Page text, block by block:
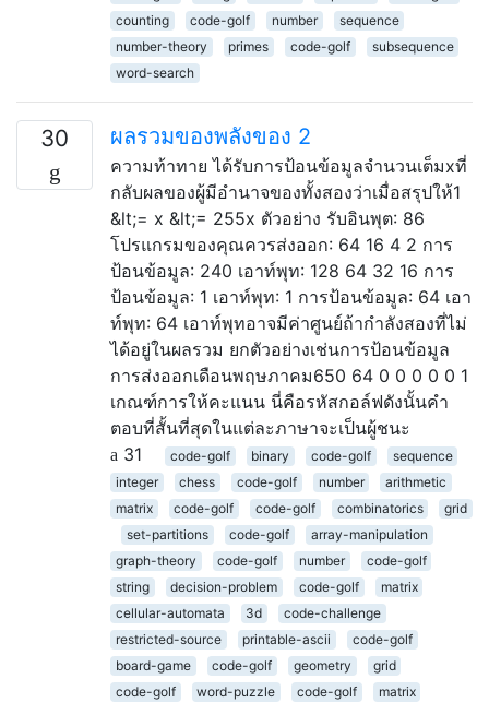
counting
code-golf number
sequence
number-theory
primes code-golf
subsequence
word-search
30 ผลรวมของพลังของ 2
ความท้าทาย ได้รับการป้อนข้อมูลจำนวนเต็มxที่
กลับผลของผู้มีอำนาจของทั้งสองว่าเมื่อสรุปให้1
&lt;= x &lt;= 255x ตัวอย่าง รับอินพุต: 86
โปรแกรมของคุณควรส่งออก: 64 16 4 2 การ
ป้อนข้อมูล: 240 เอาท์พุท: 128 64 32 16 การ
ป้อนข้อมูล: 1 เอาท์พุท: 1 การป้อนข้อมูล: 64 เอา
ท์พุท: 64 เอาท์พุทอาจมีค่าศูนย์ถ้ากำลังสองที่ไม่
ได้อยู่ในผลรวม ยกตัวอย่างเช่นการป้อนข้อมูล
การส่งออกเดือนพฤษภาคม650 64 0 0 0 0 0 1
เกณฑ์การให้คะแนน นี่คือรหัสกอล์ฟดังนั้นคำ
ตอบที่สั้นที่สุดในแต่ละภาษาจะเป็นผู้ชนะ
31
code-golf binary code-golf
sequence
integer
chess code-golf number
arithmetic
matrix
code-golf code-golf combinatorics
grid
set-partitions
code-golf
array-manipulation
graph-theory
code-golf number
code-golf
string
decision-problem code-golf
matrix
cellular-automata
3d
code-challenge
restricted-source
printable-ascii
code-golf
board-game
code-golf geometry
grid
code-golf
word-puzzle code-golf
matrix